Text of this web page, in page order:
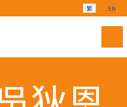
選擇你的語言
繁 EN